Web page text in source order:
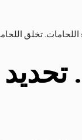
اللحامات. تخلق
.